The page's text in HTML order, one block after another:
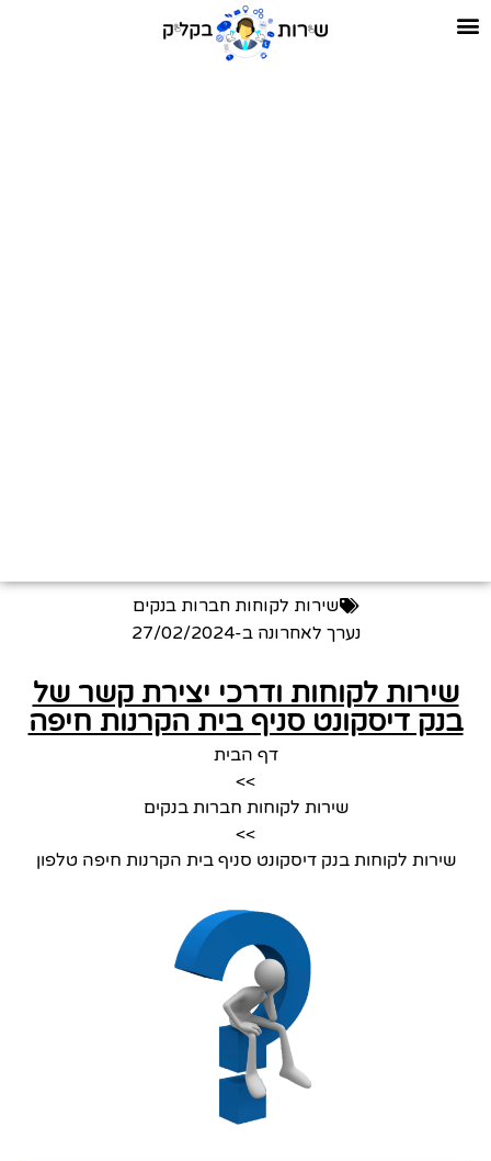
שירות לקוחות חברות בנקים
נערך לאחרונה ב-27/02/2024
שירות לקוחות ודרכי יצירת קשר של
בנק דיסקונט סניף בית הקרנות חיפה
דף הבית
>>
שירות לקוחות חברות בנקים
>>
שירות לקוחות בנק דיסקונט סניף בית הקרנות חיפה טלפון